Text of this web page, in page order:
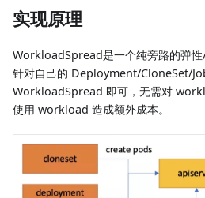
实现原理
WorkloadSpread是一个纯旁路的弹
针对自己的 Deployment/CloneSet/
WorkloadSpread 即可，无需对
使用 workload 造成额外成本。